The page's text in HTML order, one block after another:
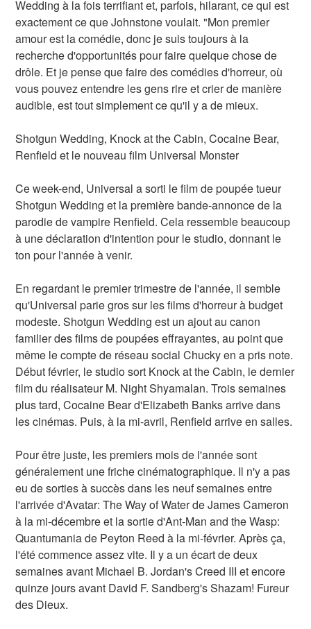
Wedding à la fois terrifiant et, parfois, hilarant, ce qui est
exactement ce que Johnstone voulait. "Mon premier
amour est la comédie, donc je suis toujours à la
recherche d'opportunités pour faire quelque chose de
drôle. Et je pense que faire des comédies d'horreur, où
vous pouvez entendre les gens rire et crier de manière
audible, est tout simplement ce qu'il y a de mieux.
Shotgun Wedding, Knock at the Cabin, Cocaine Bear,
Renfield et le nouveau film Universal Monster
Ce week-end, Universal a sorti le film de poupée tueur
Shotgun Wedding et la première bande-annonce de la
parodie de vampire Renfield. Cela ressemble beaucoup
à une déclaration d'intention pour le studio, donnant le
ton pour l'année à venir.
En regardant le premier trimestre de l'année, il semble
qu'Universal parie gros sur les films d'horreur à budget
modeste. Shotgun Wedding est un ajout au canon
familier des films de poupées effrayantes, au point que
même le compte de réseau social Chucky en a pris note.
Début février, le studio sort Knock at the Cabin, le dernier
film du réalisateur M. Night Shyamalan. Trois semaines
plus tard, Cocaine Bear d'Elizabeth Banks arrive dans
les cinémas. Puis, à la mi-avril, Renfield arrive en salles.
Pour être juste, les premiers mois de l'année sont
généralement une friche cinématographique. Il n'y a pas
eu de sorties à succès dans les neuf semaines entre
l'arrivée d'Avatar: The Way of Water de James Cameron
à la mi-décembre et la sortie d'Ant-Man and the Wasp:
Quantumania de Peyton Reed à la mi-février. Après ça,
l'été commence assez vite. Il y a un écart de deux
semaines avant Michael B. Jordan's Creed III et encore
quinze jours avant David F. Sandberg's Shazam! Fureur
des Dieux.